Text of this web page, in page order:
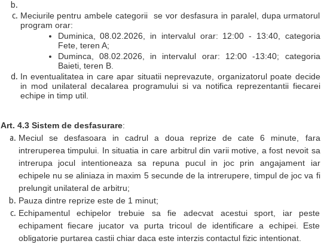
Meciurile pentru ambele categorii se vor desfasura in paralel, dupa urmatorul
program orar:
Duminica, 08.02.2026, in intervalul orar: 12:00 - 13:40, categoria
Fete, teren A;
Duminca, 08.02.2026, in intervalul orar: 12:00 -13:40; categoria
Baieti, teren B.
In eventualitatea in care apar situatii neprevazute, organizatorul poate decide
in mod unilateral decalarea programului si va notifica reprezentantii fiecarei
echipe in timp util.
Art. 4.3 Sistem de desfasurare:
Meciul se desfasoara in cadrul a doua reprize de cate 6 minute, fara
intreruperea timpului. In situatia in care arbitrul din varii motive, a fost nevoit sa
intrerupa jocul intentioneaza sa repuna pucul in joc prin angajament iar
echipele nu se aliniaza in maxim 5 secunde de la intrerupere, timpul de joc va fi
prelungit unilateral de arbitru;
Pauza dintre reprize este de 1 minut;
Echipamentul echipelor trebuie sa fie adecvat acestui sport, iar peste
echipament fiecare jucator va purta tricoul de identificare a echipei. Este
obligatorie purtarea castii chiar daca este interzis contactul fizic intentionat.